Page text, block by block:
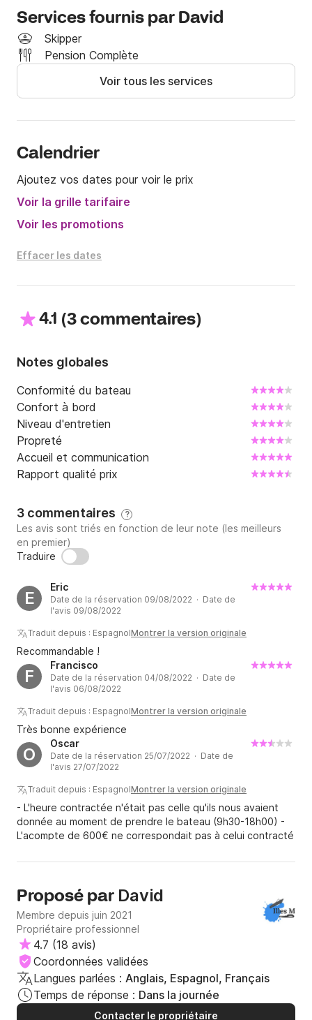
Services fournis par David
Skipper
Pension Complète
Voir tous les services
Calendrier
Ajoutez vos dates pour voir le prix
Voir la grille tarifaire
Voir les promotions
Effacer les dates
4.1 (3 commentaires)
Notes globales
Conformité du bateau
Confort à bord
Niveau d'entretien
Propreté
Accueil et communication
Rapport qualité prix
3 commentaires ?
Les avis sont triés en fonction de leur note (les meilleurs
en premier)
Traduire
E
Eric
Date de la réservation 09/08/2022 · Date de
l'avis 09/08/2022
Traduit depuis : EspagnolMontrer la version originale
Recommandable !
F
Francisco
Date de la réservation 04/08/2022 · Date de
l'avis 06/08/2022
Traduit depuis : EspagnolMontrer la version originale
Très bonne expérience
O
Oscar
Date de la réservation 25/07/2022 · Date de
l'avis 27/07/2022
Traduit depuis : EspagnolMontrer la version originale
- L'heure contractée n'était pas celle qu'ils nous avaient
donnée au moment de prendre le bateau (9h30-18h00) -
L'acompte de 600€ ne correspondait pas à celui contracté
d'entretien - La douche ne fonctionnait pas - L'échelle ne
général - Le prix de l'essence est très cher (2,30€/litre)
Proposé par David
Membre depuis juin 2021
Propriétaire professionnel
4.7 (18 avis)
Coordonnées validées
Langues parlées : Anglais, Espagnol, Français
Temps de réponse : Dans la journée
Contacter le propriétaire